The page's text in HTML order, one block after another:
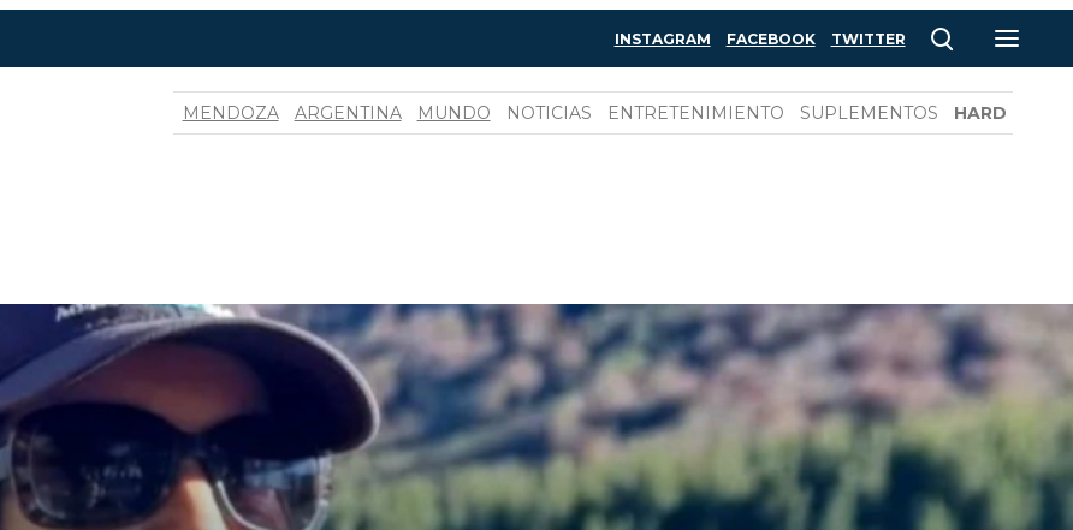
INSTAGRAM FACEBOOK TWITTER
MENDOZA ARGENTINA MUNDO NOTICIAS ENTRETENIMIENTO SUPLEMENTOS HARD